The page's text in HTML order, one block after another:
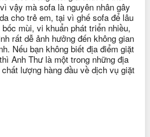
ở huyện Củ Chi hiện đang được
kiếm bởi vì ghế sofa là nội thất